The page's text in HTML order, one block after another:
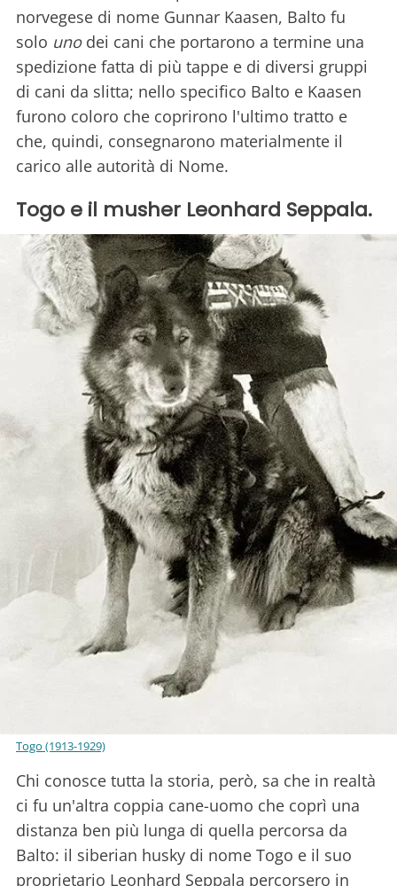
norvegese di nome Gunnar Kaasen, Balto fu
solo unodei cani che portarono a termine una
spedizione fatta di più tappe e di diversi gruppi
di cani da slitta; nello specifico Balto e Kaasen
furono coloro che coprirono l'ultimo tratto e
che, quindi, consegnarono materialmente il
carico alle autorità di Nome.
Togo e il musher Leonhard Seppala.
Togo (1913-1929)
Chi conosce tutta la storia, però, sa che in realtà
ci fu un'altra coppia cane-uomo che coprì una
distanza ben più lunga di quella percorsa da
Balto: il siberian husky di nome Togo e il suo
proprietario Leonhard Seppala percorsero in